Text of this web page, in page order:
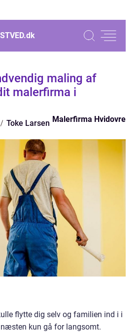
dk
maling af
malerfirma i
Toke Larsen Malerfirma Hvidovre
flytte dig selv og familien ind i i
kun gå for langsomt.